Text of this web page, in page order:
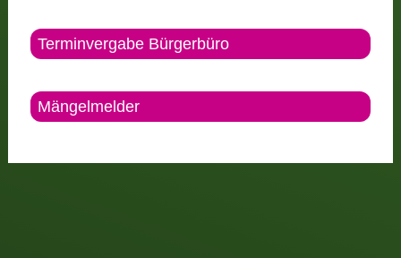
Terminvergabe Bürgerbüro
Mängelmelder